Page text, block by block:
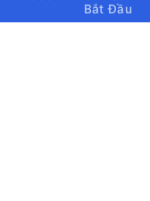
Bắt Đầu